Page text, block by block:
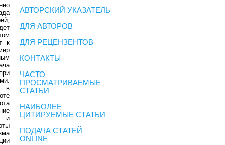
к
в
и
АВТОРСКИЙ УКАЗАТЕЛЬ
ДЛЯ АВТОРОВ
ДЛЯ РЕЦЕНЗЕНТОВ
КОНТАКТЫ
ЧАСТО
ПРОСМАТРИВАЕМЫЕ
СТАТЬИ
НАИБОЛЕЕ
ЦИТИРУЕМЫЕ СТАТЬИ
ПОДАЧА СТАТЕЙ
ONLINE